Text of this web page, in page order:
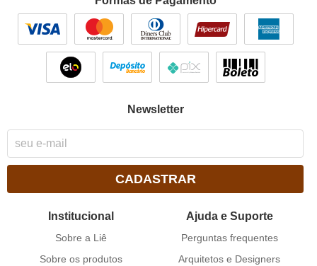
Newsletter
CADASTRAR
Institucional
Sobre a Liê
Sobre os produtos
Ajuda e Suporte
Perguntas frequentes
Arquitetos e Designers